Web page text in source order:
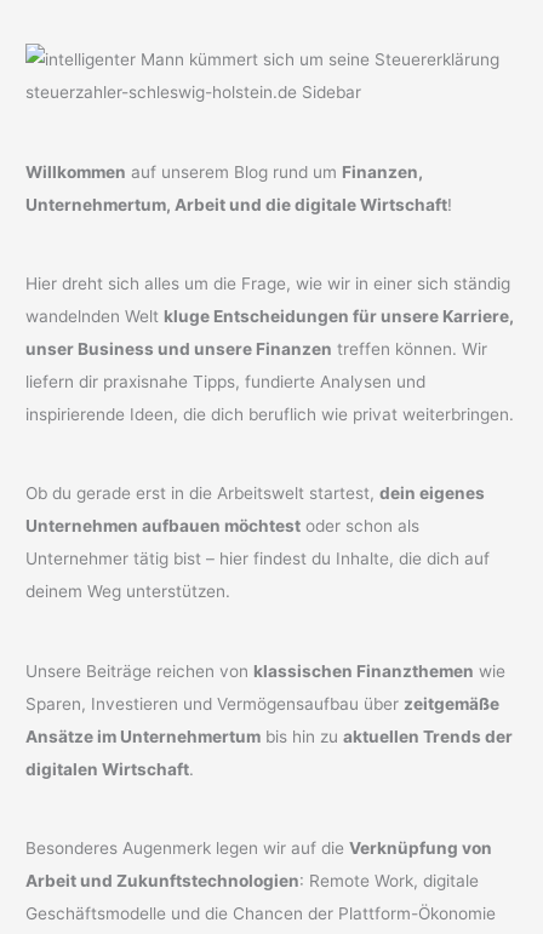
Willkommen auf unserem Blog rund um Finanzen,
Unternehmertum, Arbeit und die digitale Wirtschaft!
Hier dreht sich alles um die Frage, wie wir in einer sich ständig
wandelnden Welt kluge Entscheidungen für unsere Karriere,
unser Business und unsere Finanzen treffen können. Wir
liefern dir praxisnahe Tipps, fundierte Analysen und
inspirierende Ideen, die dich beruflich wie privat weiterbringen.
Ob du gerade erst in die Arbeitswelt startest,dein eigenes
Unternehmen aufbauen möchtest oder schon als
Unternehmer tätig bist – hier findest du Inhalte, die dich auf
deinem Weg unterstützen.
Unsere Beiträge reichen von klassischen Finanzthemen wie
Sparen, Investieren und Vermögensaufbau über zeitgemäße
Ansätze im Unternehmertum bis hin zuaktuellen Trends der
digitalen Wirtschaft.
Besonderes Augenmerk legen wir auf dieVerknüpfung von
Arbeit und Zukunftstechnologien: Remote Work, digitale
Geschäftsmodelle und die Chancen der Plattform-Ökonomie